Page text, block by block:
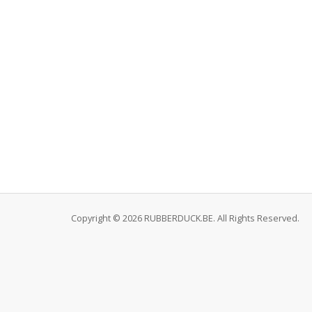
Copyright © 2026 RUBBERDUCK.BE. All Rights Reserved.